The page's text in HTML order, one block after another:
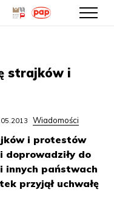
strajków i
Wiadomości
i protestów
doprowadziły do
innych państwach
przyjął uchwałę